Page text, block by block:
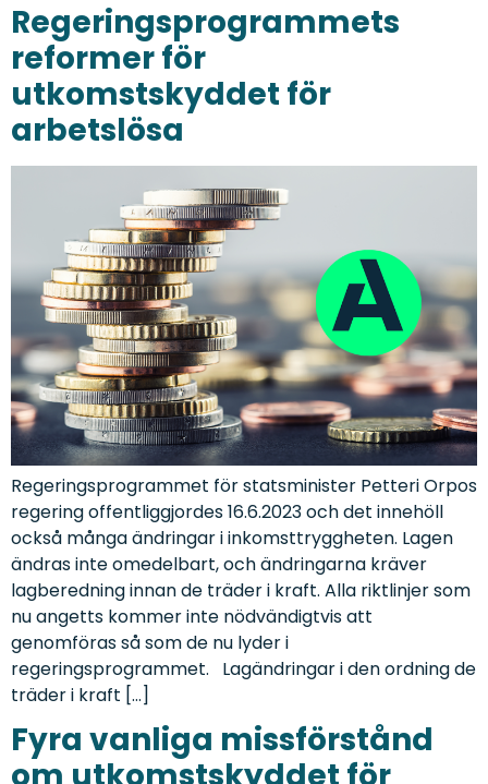
Regeringsprogrammets
reformer för
utkomstskyddet för
arbetslösa
Regeringsprogrammet för statsminister Petteri Orpos
regering offentliggjordes 16.6.2023 och det innehöll
också många ändringar i inkomsttryggheten. Lagen
ändras inte omedelbart, och ändringarna kräver
lagberedning innan de träder i kraft. Alla riktlinjer som
nu angetts kommer inte nödvändigtvis att
genomföras så som de nu lyder i
regeringsprogrammet. Lagändringar i den ordning de
träder i kraft […]
Fyra vanliga missförstånd
om utkomstskyddet för